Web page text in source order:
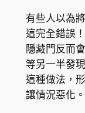
有些人以為
這完全錯誤！
隱藏門反而
等另一半發
這種做法，
讓情況惡化。